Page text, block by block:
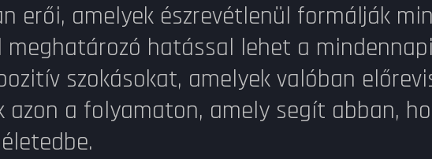
erői, amelyek észrevétlenül formálják
hatással lehet a
szokásokat, amelyek valóban
azon a folyamaton, amely segít abban,